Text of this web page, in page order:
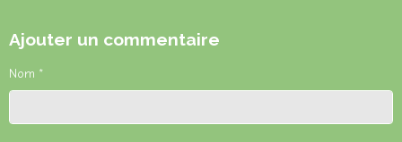
Ajouter un commentaire
Nom